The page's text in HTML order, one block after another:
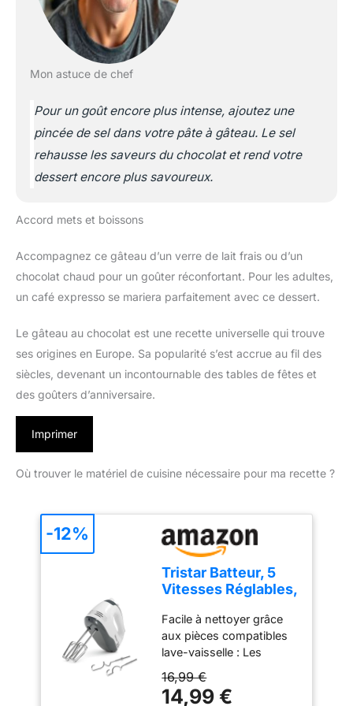
Mon astuce de chef
Pour un goût encore plus intense, ajoutez une
pincée de sel dans votre pâte à gâteau. Le sel
rehausse les saveurs du chocolat et rend votre
dessert encore plus savoureux.
Accord mets et boissons
Accompagnez ce gâteau d’un verre de lait frais ou d’un
chocolat chaud pour un goûter réconfortant. Pour les adultes,
un café expresso se mariera parfaitement avec ce dessert.
Le gâteau au chocolat est une recette universelle qui trouve
ses origines en Europe. Sa popularité s’est accrue au fil des
siècles, devenant un incontournable des tables de fêtes et
des goûters d’anniversaire.
Imprimer
Où trouver le matériel de cuisine nécessaire pour ma recette ?
Tristar Batteur, 5
Vitesses Réglables,
Ergonomique,
Fouets et Crochets
Inox, Pièces
Compatibles Lave-
Vaisselle, Sans
Facile à nettoyer grâce
aux pièces compatibles
lave-vaisselle : Les
inoxydable, comme les
crochets et fouets, sont
16,99 €
14,99 €
-12%